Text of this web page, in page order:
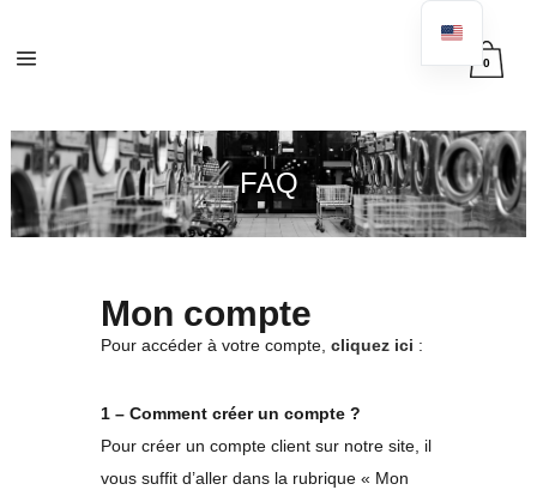
0
FAQ
Mon compte
Pour accéder à votre compte, cliquez ici :
1 – Comment créer un compte ?
Pour créer un compte client sur notre site, il
vous suffit d’aller dans la rubrique « Mon